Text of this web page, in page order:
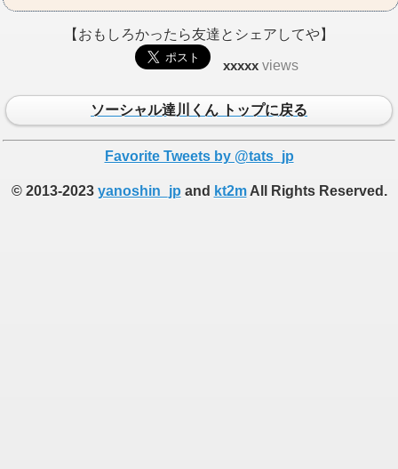
【おもしろかったら友達とシェアしてや】
xxxxx views
ソーシャル達川くん トップに戻る
Favorite Tweets by @tats_jp
© 2013-2023 yanoshin_jp and kt2mAll Rights Reserved.